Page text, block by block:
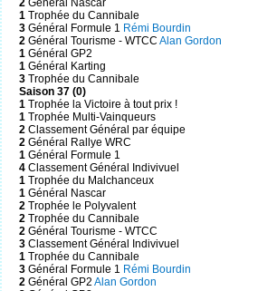
2 Général Nascar
1 Trophée du Cannibale
3 Général Formule 1 Rémi Bourdin
2 Général Tourisme - WTCCAlan Gordon
1 Général GP2
1 Général Karting
3 Trophée du Cannibale
Saison 37 (0)
1 Trophée la Victoire à tout prix !
1 Trophée Multi-Vainqueurs
2 Classement Général par équipe
2 Général Rallye WRC
1 Général Formule 1
4 Classement Général Indivivuel
1 Trophée du Malchanceux
1 Général Nascar
2 Trophée le Polyvalent
2 Trophée du Cannibale
2 Général Tourisme - WTCC
3 Classement Général Indivivuel
1 Trophée du Cannibale
3 Général Formule 1 Rémi Bourdin
2 Général GP2Alan Gordon